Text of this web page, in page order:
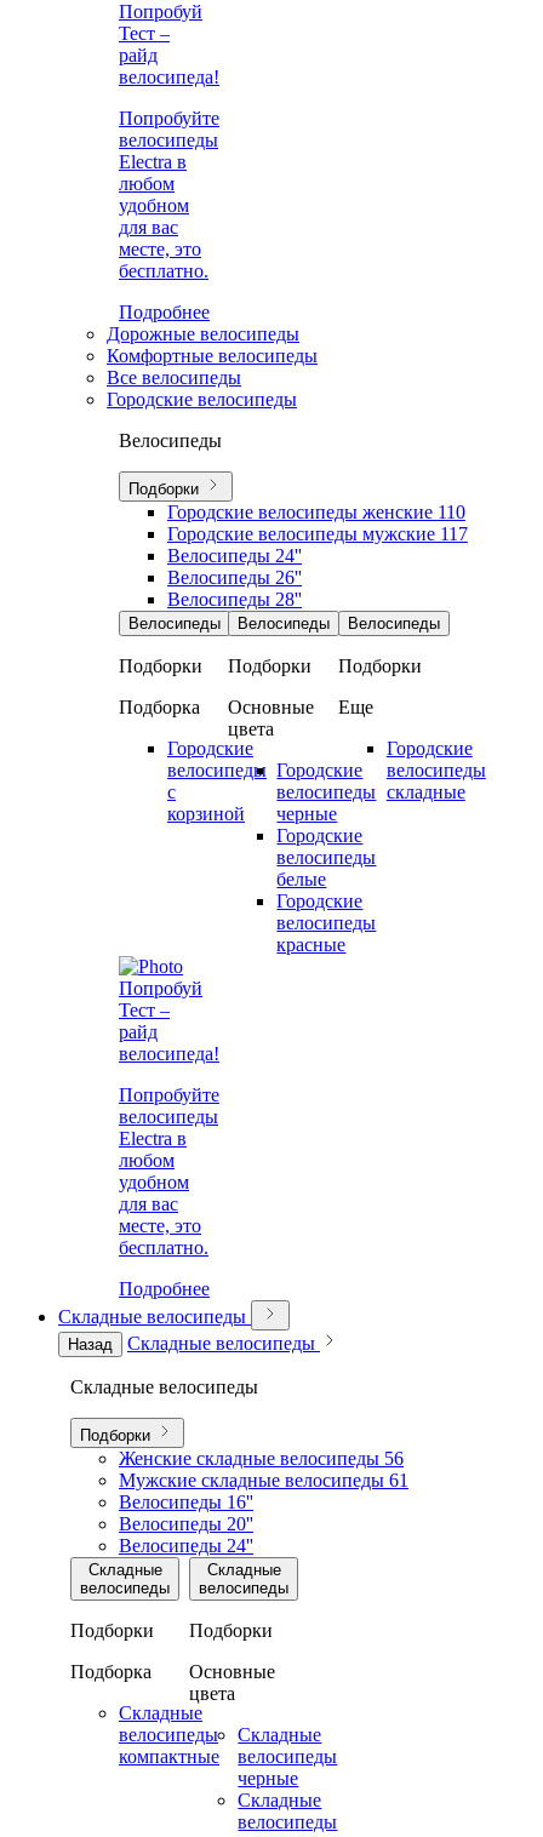
Попробуй
Тест –
райд
велосипеда!
Попробуйте
велосипеды
Electra в
любом
удобном
для вас
месте, это
бесплатно.
Подробнее
Дорожные велосипеды
Комфортные велосипеды
Все велосипеды
Городские велосипеды
Велосипеды
Подборки
Городские велосипеды женские 110
Городские велосипеды мужские 117
Велосипеды 24''
Велосипеды 26''
Велосипеды 28''
Велосипеды
Подборки
Подборка
Городские
велосипеды
с
корзиной
Велосипеды
Подборки
Основные
цвета
Городские
велосипеды
черные
Городские
велосипеды
белые
Городские
велосипеды
красные
Велосипеды
Подборки
Еще
Городские
велосипеды
складные
Попробуй
Тест –
райд
велосипеда!
Попробуйте
велосипеды
Electra в
любом
удобном
для вас
месте, это
бесплатно.
Подробнее
Складные велосипеды
Назад Складные велосипеды
Складные велосипеды
Подборки
Женские складные велосипеды 56
Мужские складные велосипеды 61
Велосипеды 16''
Велосипеды 20''
Велосипеды 24''
Складные
велосипеды
Подборки
Подборка
Складные
велосипеды
компактные
Складные
велосипеды
Подборки
Основные
цвета
Складные
велосипеды
черные
Складные
велосипеды